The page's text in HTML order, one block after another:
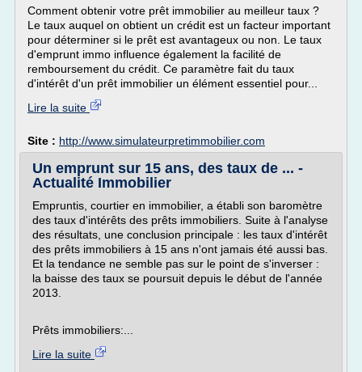
Comment obtenir votre prêt immobilier au meilleur taux ?
Le taux auquel on obtient un crédit est un facteur important
pour déterminer si le prêt est avantageux ou non. Le taux
d'emprunt immo influence également la facilité de
remboursement du crédit. Ce paramètre fait du taux
d'intérêt d'un prêt immobilier un élément essentiel pour...
Lire la suite
Site : http://www.simulateurpretimmobilier.com
Un emprunt sur 15 ans, des taux de ... -
Actualité Immobilier
Empruntis, courtier en immobilier, a établi son baromètre
des taux d'intérêts des prêts immobiliers. Suite à l'analyse
des résultats, une conclusion principale : les taux d'intérêt
des prêts immobiliers à 15 ans n'ont jamais été aussi bas.
Et la tendance ne semble pas sur le point de s'inverser :
la baisse des taux se poursuit depuis le début de l'année
2013.
Prêts immobiliers:...
Lire la suite